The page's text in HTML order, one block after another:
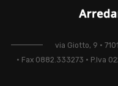
via Giotto, 9 •
• Fax 0882.333273 • P.Iva